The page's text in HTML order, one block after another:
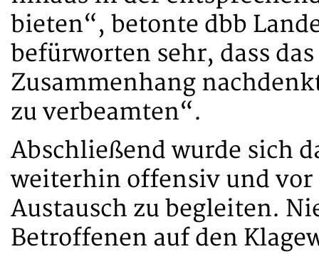
bieten“, betonte dbb
befürworten sehr, dass
Zusammenhang
zu verbeamten“.
Abschließend wurde sich
weiterhin offensiv und
Austausch zu begleiten.
Betroffenen auf den